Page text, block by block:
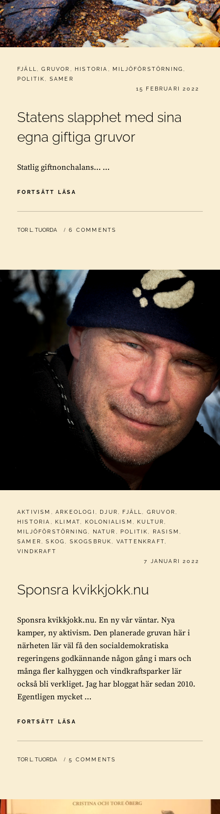
CATEGORIES:
FJÄLL,GRUVOR , HISTORIA , MILJÖFÖRSTÖRNING ,
POLITIK , SAMER
PUBLICERAT
15 FEBRUARI 2022
Statens slapphet med sina
egna giftiga gruvor
Statlig giftnonchalans… …
FORTSÄTT LÄSA
MED
EGNA
BY
TOR L. TUORDA 6 COMMENTS
CATEGORIES:
AKTIVISM ,ARKEOLOGI , DJUR , FJÄLL, GRUVOR ,
HISTORIA , KLIMAT, KOLONIALISM , KULTUR ,
MILJÖFÖRSTÖRNING , NATUR , POLITIK , RASISM ,
SAMER ,SKOG , SKOGSBRUK , VATTENKRAFT,
VINDKRAFT
PUBLICERAT
7 JANUARI 2022
Sponsra kvikkjokk.nu
Sponsra kvikkjokk.nu. En ny vår väntar. Nya
kamper, ny aktivism. Den planerade gruvan här i
närheten lär väl få den socialdemokratiska
regeringens godkännande någon gång i mars och
många fler kalhyggen och vindkraftsparker lär
också bli verkliget. Jag har bloggat här sedan 2010.
Egentligen mycket …
FORTSÄTT LÄSA
BY
TOR L. TUORDA 5 COMMENTS